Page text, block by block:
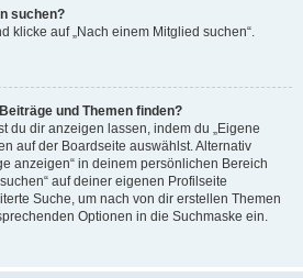
suchen?
klicke auf „Nach einem Mitglied suchen“.
und Themen finden?
du dir anzeigen lassen, indem du „Eigene
auf der Boardseite auswählst. Alternativ
anzeigen“ in deinem persönlichen Bereich
auf deiner eigenen Profilseite
Suche, um nach von dir erstellen Themen
Optionen in die Suchmaske ein.